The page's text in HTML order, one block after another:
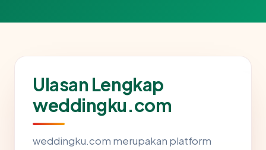
Ulasan Lengkap
weddingku.com
weddingku.com merupakan platform